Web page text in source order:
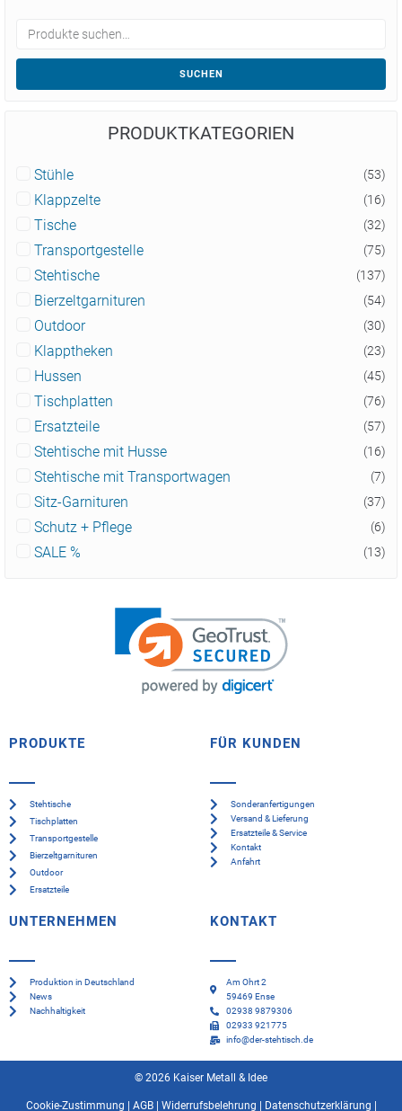
SUCHEN
PRODUKTKATEGORIEN
Stühle (53)
Klappzelte (16)
Tische (32)
Transportgestelle (75)
Stehtische (137)
Bierzeltgarnituren (54)
Outdoor (30)
Klapptheken (23)
Hussen (45)
Tischplatten (76)
Ersatzteile (57)
Stehtische mit Husse (16)
Stehtische mit Transportwagen (7)
Sitz-Garnituren (37)
Schutz + Pflege (6)
SALE % (13)
PRODUKTE
Stehtische
Tischplatten
Transportgestelle
Bierzeltgarnituren
Outdoor
Ersatzteile
FÜR KUNDEN
Sonderanfertigungen
Versand & Lieferung
Ersatzteile & Service
Kontakt
Anfahrt
UNTERNEHMEN
Produktion in Deutschland
News
Nachhaltigkeit
KONTAKT
Am Ohrt 2
59469 Ense
02938 9879306
02933 921775
info@der-stehtisch.de
© 2026 Kaiser Metall & Idee
Cookie-Zustimmung AGB| Widerrufsbelehrung Datenschutzerklärung